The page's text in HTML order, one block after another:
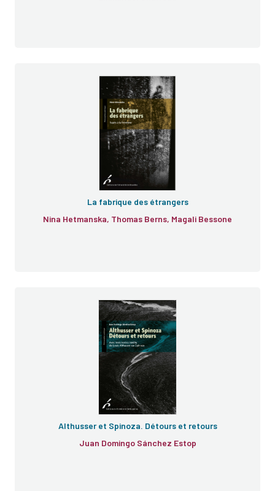
La fabrique des étrangers
Nina Hetmanska, Thomas Berns, Magali Bessone
Althusser et Spinoza. Détours et retours
Juan Domingo Sánchez Estop